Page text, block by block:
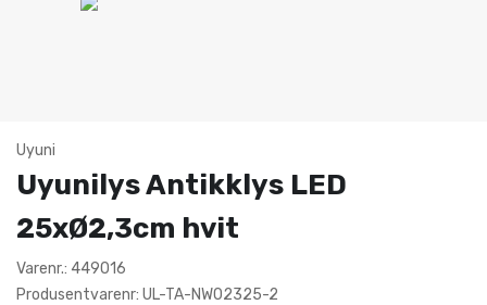
Uyuni
Uyunilys Antikklys LED
25xØ2,3cm hvit
Varenr.: 449016
Produsentvarenr: UL-TA-NW02325-2